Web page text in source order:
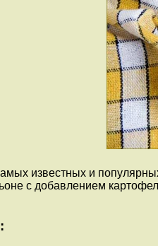
известных и
с добавлением